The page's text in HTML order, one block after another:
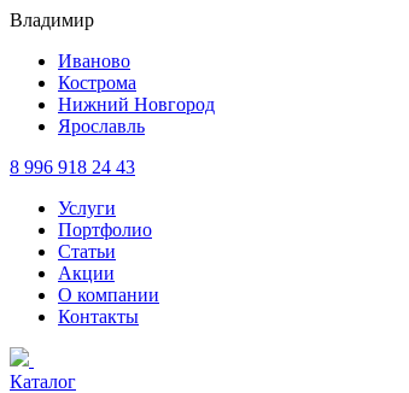
Владимир
Иваново
Кострома
Нижний Новгород
Ярославль
8 996 918 24 43
Услуги
Портфолио
Статьи
Акции
О компании
Контакты
Каталог